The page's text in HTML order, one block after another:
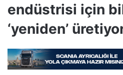
endüstrisi için
‘yeniden’